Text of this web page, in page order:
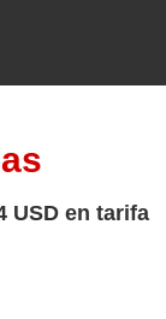
USD en tarifa